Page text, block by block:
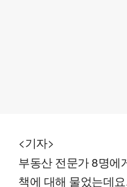
<기자>
부동산 전문가 8명에
책에 대해 물었는데